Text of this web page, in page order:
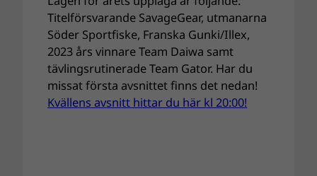
Titelförsvarande SavageGear, utmanarna
Söder Sportfiske, Franska Gunki/Illex,
2023 års vinnare Team Daiwa samt
tävlingsrutinerade Team Gator. Har du
missat första avsnittet finns det nedan!
Kvällens avsnitt hittar du här kl 20:00!